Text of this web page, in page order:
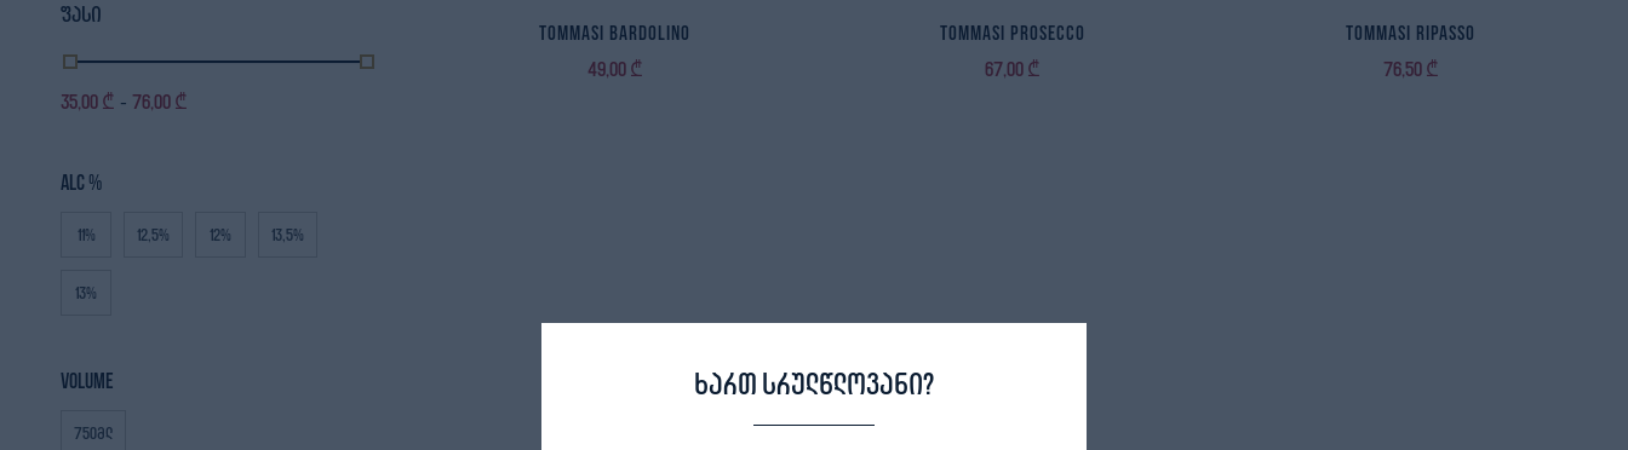
ფასი
35,00 ₾ - 76,00 ₾
ALC %
11% 12,5% 12% 13,5%
13%
Volume
750მლ
Tommasi Bardolino
49,00 ₾
Tommasi Prosecco
67,00 ₾
Tommasi Ripasso
76,50 ₾
ხართ სრულწლოვანი?